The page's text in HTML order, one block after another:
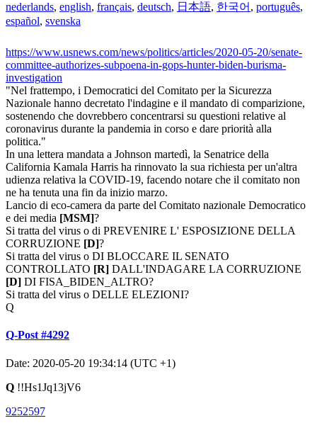
nederlands, english, français, deutsch, 日本語, 한국어 , português,
español, svenska
https://www.usnews.com/news/politics/articles/2020-05-20/senate-
committee-authorizes-subpoena-in-gops-hunter-biden-burisma-
investigation
"Nel frattempo, i Democratici del Comitato per la Sicurezza
Nazionale hanno decretato l'indagine e il mandato di comparizione,
sostenendo che dovrebbero concentrarsi su questioni relative al
coronavirus durante la pandemia in corso e dare priorità alla
politica."
In una lettera mandata a Johnson martedì, la Senatrice della
California Kamala Harris ha rinnovato la sua richiesta per un'altra
udienza relativa la COVID-19, facendo notare che il comitato non
ne ha tenuta una fin da inizio marzo.
Lancio di eco-camera da parte del Comitato nazionale Democratico
e dei media [MSM]?
Si tratta del virus o di PREVENIRE L' ESPOSIZIONE DELLA
CORRUZIONE [D]?
Si tratta del virus o DI BLOCCARE IL SENATO
CONTROLLATO [R] DALL'INDAGARE LA CORRUZIONE
[D] DI FISA_BIDEN_ALTRO?
Si tratta del virus o DELLE ELEZIONI?
Q
Q-Post #4292
Date: 2020-05-20 19:34:14 (UTC +1)
Q !!Hs1Jq13jV6
9252597